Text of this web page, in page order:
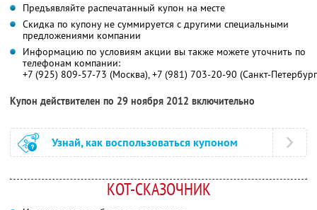
Предъявляйте распечатанный купон на месте
Скидка по купону не суммируется с другими специальными
предложениями компании
Информацию по условиям акции вы также можете уточнить по
телефонам компании:
+7 (925) 809-57-73 (Москва), +7 (981) 703-20-90 (Санкт-
Купон действителен по 29 ноября 2012 включительно
Узнай, как воспользоваться купоном
КОТ-СКАЗОЧНИК